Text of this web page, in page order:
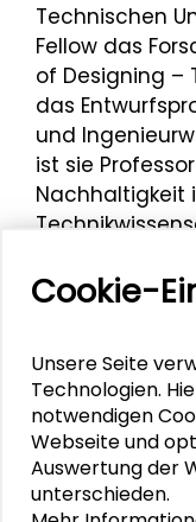
Technischen
Fellow das
of Designing –
das
und
ist sie
Nachhaltigkeit
Mit dem
Gebrauch“,
2015 im
Cookie-
Unsere Seite
Technologien.
notwendigen
Webseite und
Auswertung der
unterschieden.